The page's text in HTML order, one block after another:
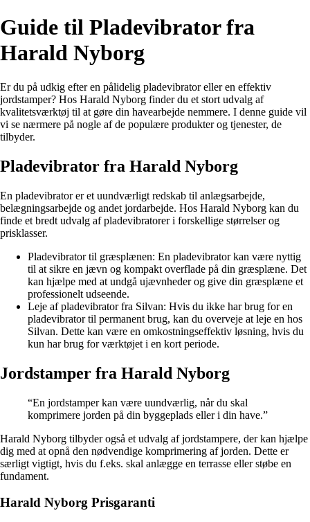
Guide til Pladevibrator fra
Harald Nyborg
Er du på udkig efter en pålidelig pladevibrator eller en effektiv
jordstamper? Hos Harald Nyborg finder du et stort udvalg af
kvalitetsværktøj til at gøre din havearbejde nemmere. I denne guide vil
vi se nærmere på nogle af de populære produkter og tjenester, de
tilbyder.
Pladevibrator fra Harald Nyborg
En pladevibrator er et uundværligt redskab til anlægsarbejde,
belægningsarbejde og andet jordarbejde. Hos Harald Nyborg kan du
finde et bredt udvalg af pladevibratorer i forskellige størrelser og
prisklasser.
Pladevibrator til græsplænen: En pladevibrator kan være nyttig
til at sikre en jævn og kompakt overflade på din græsplæne. Det
kan hjælpe med at undgå ujævnheder og give din græsplæne et
professionelt udseende.
Leje af pladevibrator fra Silvan: Hvis du ikke har brug for en
pladevibrator til permanent brug, kan du overveje at leje en hos
Silvan. Dette kan være en omkostningseffektiv løsning, hvis du
kun har brug for værktøjet i en kort periode.
Jordstamper fra Harald Nyborg
“En jordstamper kan være uundværlig, når du skal
komprimere jorden på din byggeplads eller i din have.”
Harald Nyborg tilbyder også et udvalg af jordstampere, der kan hjælpe
dig med at opnå den nødvendige komprimering af jorden. Dette er
særligt vigtigt, hvis du f.eks. skal anlægge en terrasse eller støbe en
fundament.
Harald Nyborg Prisgaranti